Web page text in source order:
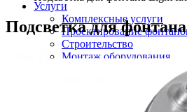
Услуги
Комплексные услуги
Проектирование
Строительство
Монтаж оборудования
Разработка и сборка
Подсветка для